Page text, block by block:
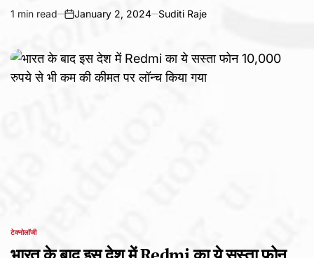
Estimated
time
1 min read
on
January 2, 2024 Suditi Raje
POSTED
टेक्नोलॉजी